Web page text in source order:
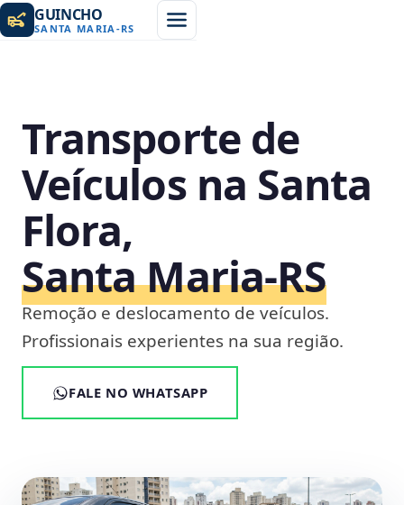
GUINCHO
SANTA MARIA -RS
Transporte de
Veículos na Santa
Flora,
Santa Maria‑RS
Remoção e deslocamento de veículos.
Profissionais experientes na sua região.
FALE NO WHATSAPP